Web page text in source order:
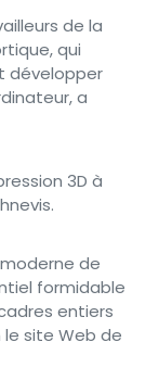
de la
qui
développer
a
3D à
de
formidable
entiers
site Web de